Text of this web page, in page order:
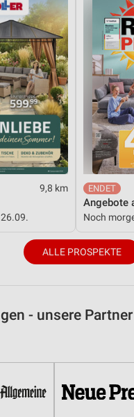
9,8 km
Angebote
Noch
ALLE PROSPEKTE
- unsere